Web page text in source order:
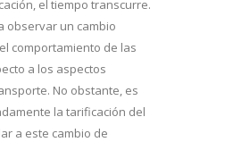
el tiempo transcurre.
observar un cambio
comportamiento de las
a los aspectos
No obstante, es
la tarificación del
a este cambio de